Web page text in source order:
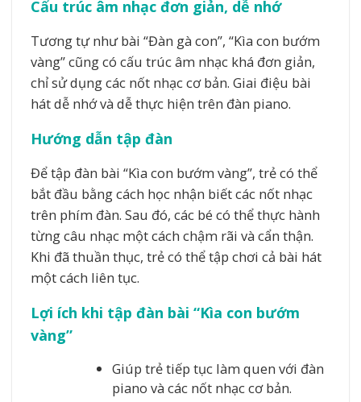
Cấu trúc âm nhạc đơn giản, dễ nhớ
Tương tự như bài “Đàn gà con”, “Kìa con bướm
vàng” cũng có cấu trúc âm nhạc khá đơn giản,
chỉ sử dụng các nốt nhạc cơ bản. Giai điệu bài
hát dễ nhớ và dễ thực hiện trên đàn piano.
Hướng dẫn tập đàn
Để tập đàn bài “Kìa con bướm vàng”, trẻ có thể
bắt đầu bằng cách học nhận biết các nốt nhạc
trên phím đàn. Sau đó, các bé có thể thực hành
từng câu nhạc một cách chậm rãi và cẩn thận.
Khi đã thuần thục, trẻ có thể tập chơi cả bài hát
một cách liên tục.
Lợi ích khi tập đàn bài “Kìa con bướm
vàng”
Giúp trẻ tiếp tục làm quen với đàn
piano và các nốt nhạc cơ bản.